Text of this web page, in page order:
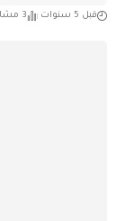
قبل 5 سنوات 3 مشاهدات